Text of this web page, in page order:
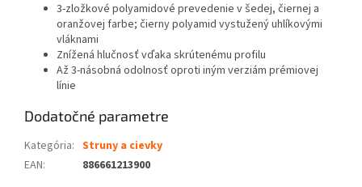
3-zložkové polyamidové prevedenie v šedej, čiernej a
oranžovej farbe; čierny polyamid vystužený uhlíkovými
vláknami
Znížená hlučnosť vďaka skrútenému profilu
Až 3-násobná odolnosť oproti iným verziám prémiovej
línie
Dodatočné parametre
Kategória: Struny a cievky
EAN: 886661213900